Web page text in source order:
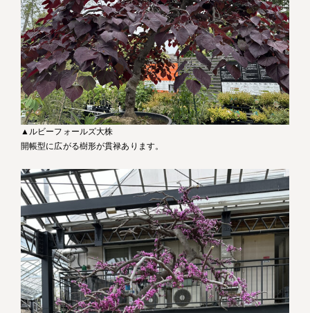
▲ルビーフォールズ大株
開帳型に広がる樹形が貫禄あります。